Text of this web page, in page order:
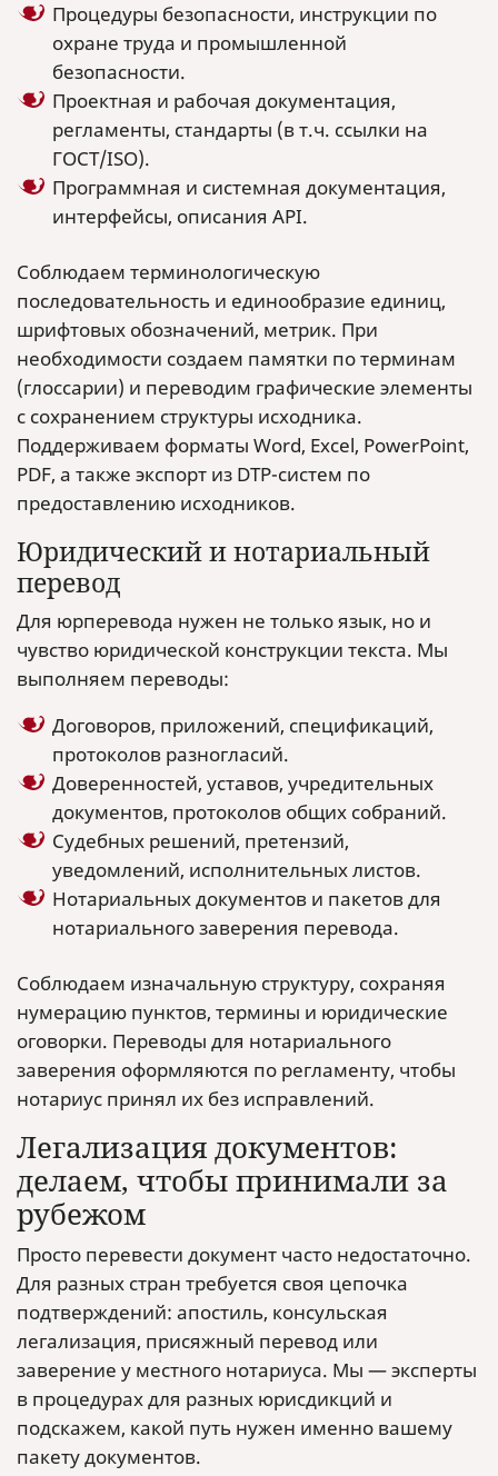
Процедуры безопасности, инструкции по
охране труда и промышленной
безопасности.
Проектная и рабочая документация,
регламенты, стандарты (в т.ч. ссылки на
ГОСТ/ISO).
Программная и системная документация,
интерфейсы, описания API.
Соблюдаем терминологическую
последовательность и единообразие единиц,
шрифтовых обозначений, метрик. При
необходимости создаем памятки по терминам
(глоссарии) и переводим графические элементы
с сохранением структуры исходника.
Поддерживаем форматы Word, Excel, PowerPoint,
PDF, а также экспорт из DTP-систем по
предоставлению исходников.
Юридический и нотариальный
перевод
Для юрперевода нужен не только язык, но и
чувство юридической конструкции текста. Мы
выполняем переводы:
Договоров, приложений, спецификаций,
протоколов разногласий.
Доверенностей, уставов, учредительных
документов, протоколов общих собраний.
Судебных решений, претензий,
уведомлений, исполнительных листов.
Нотариальных документов и пакетов для
нотариального заверения перевода.
Соблюдаем изначальную структуру, сохраняя
нумерацию пунктов, термины и юридические
оговорки. Переводы для нотариального
заверения оформляются по регламенту, чтобы
нотариус принял их без исправлений.
Легализация документов:
делаем, чтобы принимали за
рубежом
Просто перевести документ часто недостаточно.
Для разных стран требуется своя цепочка
подтверждений: апостиль, консульская
легализация, присяжный перевод или
заверение у местного нотариуса. Мы — эксперты
в процедурах для разных юрисдикций и
подскажем, какой путь нужен именно вашему
пакету документов.